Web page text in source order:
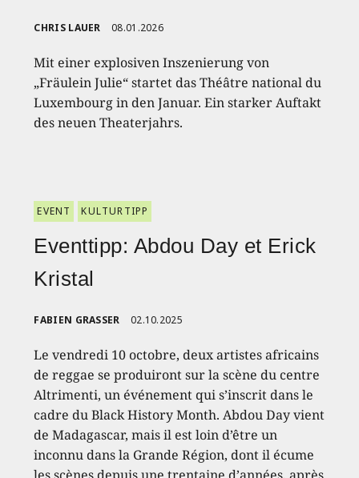
CHRIS LAUER 08.01.2026
Mit einer explosiven Inszenierung von
„Fräulein Julie“ startet das Théâtre national du
Luxembourg in den Januar. Ein starker Auftakt
des neuen Theaterjahrs.
EVENT KULTURTIPP
Eventtipp: Abdou Day et Erick
Kristal
FABIEN GRASSER 02.10.2025
Le vendredi 10 octobre, deux artistes africains
de reggae se produiront sur la scène du centre
Altrimenti, un événement qui s’inscrit dans le
cadre du Black History Month. Abdou Day vient
de Madagascar, mais il est loin d’être un
inconnu dans la Grande Région, dont il écume